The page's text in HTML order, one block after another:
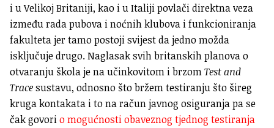
i u Velikoj Britaniji, kao i u Italiji povlači direktna veza
između rada pubova i noćnih klubova i funkcioniranja
fakulteta jer tamo postoji svijest da jedno možda
isključuje drugo. Naglasak svih britanskih planova o
otvaranju škola je na učinkovitom i brzomTest and
Tracesustavu, odnosno što bržem testiranju što šireg
kruga kontakata i to na račun javnog osiguranja pa se
čak govorio mogućnosti obaveznog tjednog testiranja